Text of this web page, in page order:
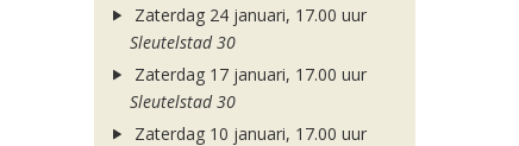
Zaterdag 24 januari, 17.00 uur
Sleutelstad 30
Zaterdag 17 januari, 17.00 uur
Sleutelstad 30
Zaterdag 10 januari, 17.00 uur